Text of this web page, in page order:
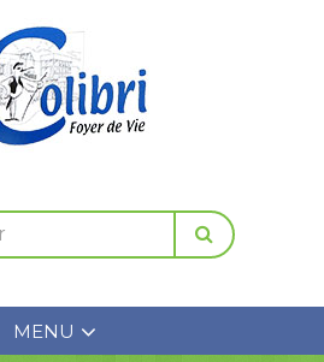
MENU